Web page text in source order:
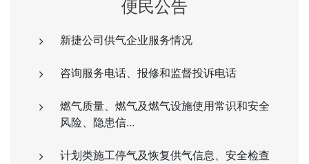
便民公告
新捷公司供气企业服务情况
咨询服务电话、报修和监督投诉电话
燃气质量、燃气及燃气设施使用常识和安全
风险、隐患信...
计划类施工停气及恢复供气信息、安全检查